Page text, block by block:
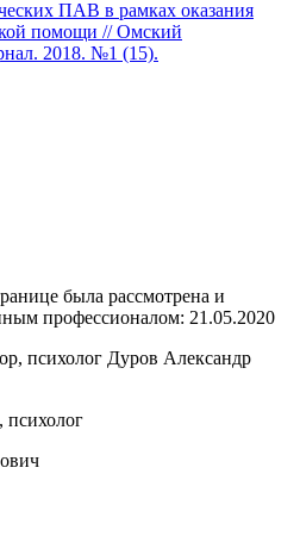
ПАВ в рамках оказания
помощи // Омский
2018. №1 (15).
была рассмотрена и
профессионалом: 21.05.2020
психолог